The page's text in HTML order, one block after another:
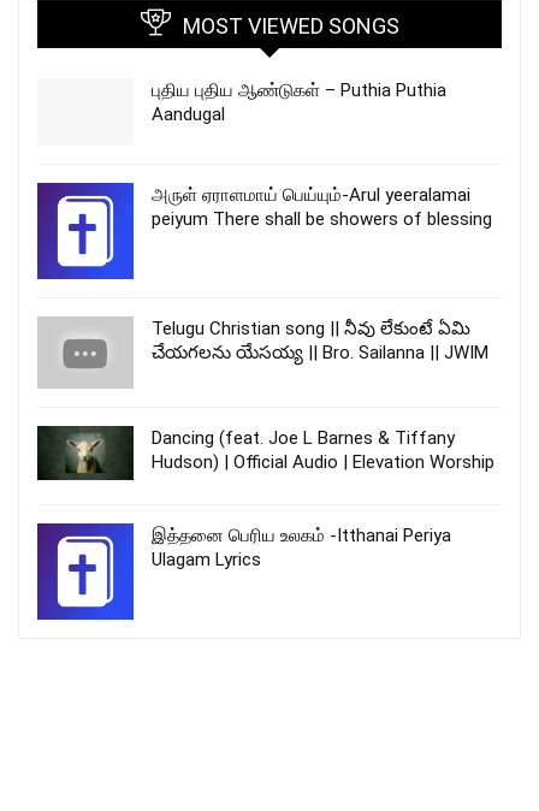
MOST VIEWED SONGS
புதிய புதிய ஆண்டுகள் – Puthia Puthia
Aandugal
அருள் ஏராளமாய் பெய்யும்-Arul yeeralamai
peiyum There shall be showers of blessing
Telugu Christian song || నీవు లేకుంటే ఏమి
చేయగలను యేసయ్య || Bro. Sailanna || JWIM
Dancing (feat. Joe L Barnes & Tiffany
Hudson) | Official Audio | Elevation Worship
இத்தனை பெரிய உலகம் -Itthanai Periya
Ulagam Lyrics